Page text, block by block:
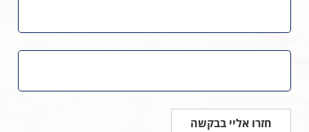
חזרו אליי בבקשה